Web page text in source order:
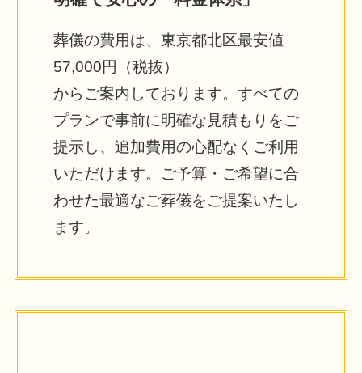
葬儀の費用は、東京都北区最安値
57,000円（税抜）
からご案内しております。すべての
プランで事前に明確な見積もりをご
提示し、追加費用の心配なくご利用
いただけます。ご予算・ご希望に合
わせた最適なご葬儀をご提案いたし
ます。